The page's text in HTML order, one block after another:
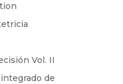
Vol. II
de